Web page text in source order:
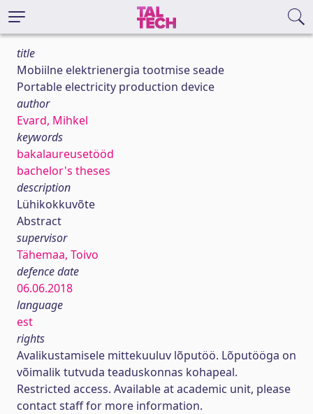
title
Mobiilne elektrienergia tootmise seade
Portable electricity production device
author
Evard, Mihkel
keywords
bakalaureusetööd
bachelor's theses
description
Lühikokkuvõte
Abstract
supervisor
Tähemaa, Toivo
defence date
06.06.2018
language
est
rights
Avalikustamisele mittekuuluv lõputöö. Lõputööga on
võimalik tutvuda teaduskonnas kohapeal.
Restricted access. Available at academic unit, please
contact staff for more information.